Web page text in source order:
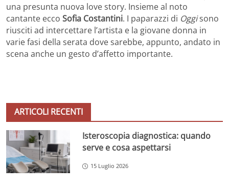
una presunta nuova love story. Insieme al noto
cantante ecco Sofia Costantini. I paparazzi di Oggisono
riusciti ad intercettare l’artista e la giovane donna in
varie fasi della serata dove sarebbe, appunto, andato in
scena anche un gesto d’affetto importante.
ARTICOLI RECENTI
Isteroscopia diagnostica: quando
serve e cosa aspettarsi
15 Luglio 2026